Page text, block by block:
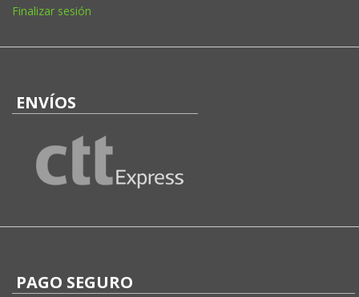
Finalizar sesión
ENVÍOS
PAGO SEGURO